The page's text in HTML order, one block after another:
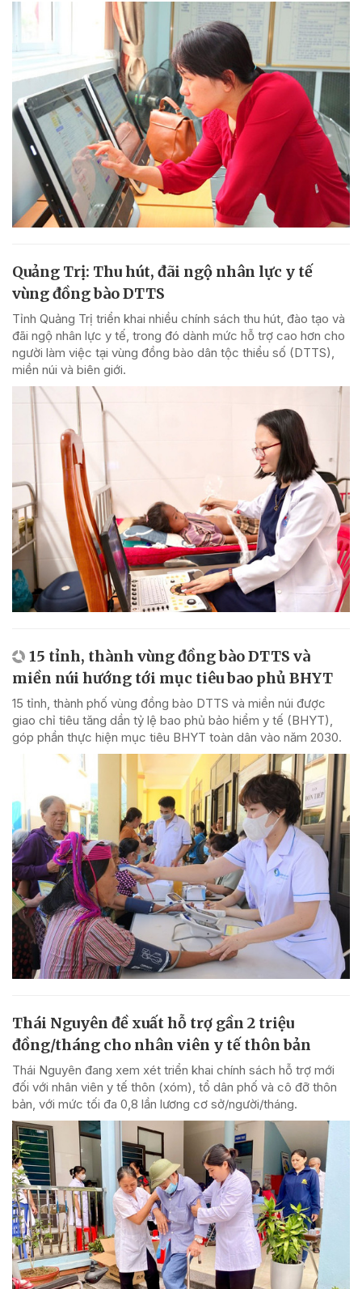
Quảng Trị: Thu hút, đãi ngộ nhân lực y tế
vùng đồng bào DTTS
Tỉnh Quảng Trị triển khai nhiều chính sách thu hút, đào tạo và
đãi ngộ nhân lực y tế, trong đó dành mức hỗ trợ cao hơn cho
người làm việc tại vùng đồng bào dân tộc thiểu số (DTTS),
miền núi và biên giới.
15 tỉnh, thành vùng đồng bào DTTS và
miền núi hướng tới mục tiêu bao phủ BHYT
15 tỉnh, thành phố vùng đồng bào DTTS và miền núi được
giao chỉ tiêu tăng dần tỷ lệ bao phủ bảo hiểm y tế (BHYT),
góp phần thực hiện mục tiêu BHYT toàn dân vào năm 2030.
Thái Nguyên đề xuất hỗ trợ gần 2 triệu
đồng/tháng cho nhân viên y tế thôn bản
Thái Nguyên đang xem xét triển khai chính sách hỗ trợ mới
đối với nhân viên y tế thôn (xóm), tổ dân phố và cô đỡ thôn
bản, với mức tối đa 0,8 lần lương cơ sở/người/tháng.